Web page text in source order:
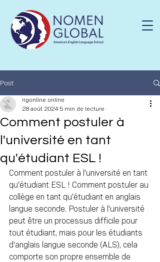
Post
Comment postuler à
l'université en tant
qu'étudiant ESL !
ngonline online
28 août 2024 5 min de lecture
Comment postuler à l'université en tant
qu'étudiant ESL ! Comment postuler au
collège en tant qu'étudiant en anglais
langue seconde. Postuler à l'université
peut être un processus difficile pour
tout étudiant, mais pour les étudiants
d'anglais langue seconde (ALS), cela
comporte son propre ensemble de